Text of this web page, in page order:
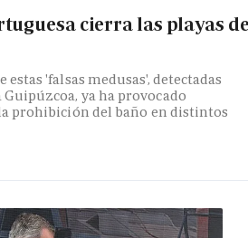
cierra las playas
estas 'falsas medusas', detectadas
ya ha provocado
prohibición del baño en distintos